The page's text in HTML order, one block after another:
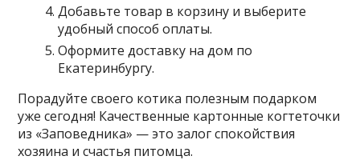
Добавьте товар в корзину и выберите
удобный способ оплаты.
Оформите доставку на дом по
Екатеринбургу.
Порадуйте своего котика полезным подарком
уже сегодня! Качественные картонные когтеточки
из «Заповедника» — это залог спокойствия
хозяина и счастья питомца.